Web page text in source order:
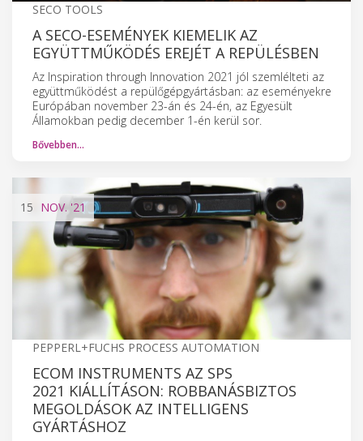
SECO TOOLS
A SECO-ESEMÉNYEK KIEMELIK AZ
EGYÜTTMŰKÖDÉS EREJÉT A REPÜLÉSBEN
Az Inspiration through Innovation 2021 jól szemlélteti az
együttműködést a repülőgépgyártásban: az eseményekre
Európában november 23-án és 24-én, az Egyesült
Államokban pedig december 1-én kerül sor.
Bővebben…
15 NOV. '21
PEPPERL+FUCHS PROCESS AUTOMATION
ECOM INSTRUMENTS AZ SPS
2021 KIÁLLÍTÁSON: ROBBANÁSBIZTOS
MEGOLDÁSOK AZ INTELLIGENS
GYÁRTÁSHOZ